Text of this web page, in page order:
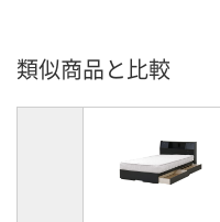
類似商品と比較